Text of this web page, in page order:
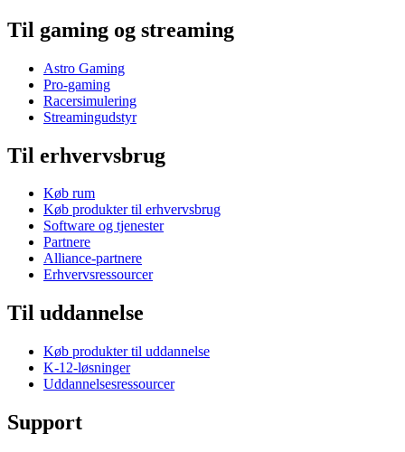
Til gaming og streaming
Astro Gaming
Pro-gaming
Racersimulering
Streamingudstyr
Til erhvervsbrug
Køb rum
Køb produkter til erhvervsbrug
Software og tjenester
Partnere
Alliance-partnere
Erhvervsressourcer
Til uddannelse
Køb produkter til uddannelse
K-12-løsninger
Uddannelsesressourcer
Support